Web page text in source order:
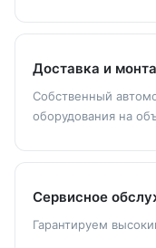
Доставка и
Собственный
оборудования на
Сервисное
Гарантируем